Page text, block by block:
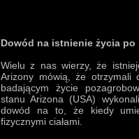
Dowód na istnienie życia po
Wielu z nas wierzy, że
Arizony mówią, że otrzymali
badającym życie
stanu Arizona (USA)
dowód na to, że kiedy
fizycznymi ciałami.